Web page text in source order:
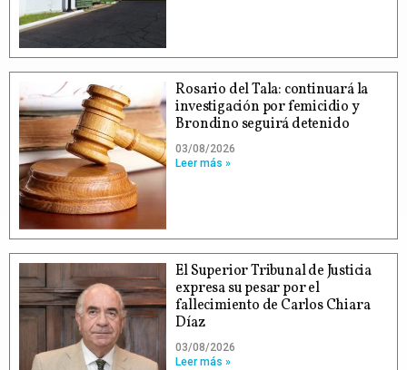
Rosario del Tala: continuará la
investigación por femicidio y
Brondino seguirá detenido
03/08/2026
Leer más »
El Superior Tribunal de Justicia
expresa su pesar por el
fallecimiento de Carlos Chiara
Díaz
03/08/2026
Leer más »